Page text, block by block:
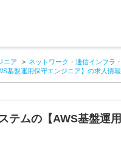
ニア ネットワーク・通信インフラ
基盤運用保守エンジニア】の求人情報
テムの【AWS基盤運